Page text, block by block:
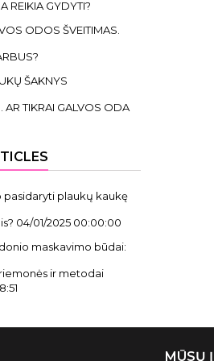
REIKIA GYDYTI?
ODOS ŠVEITIMAS.
ŠAKNYS
AR TIKRAI GALVOS ODA
pasidaryti plaukų kaukę
04/01/2025 00:00:00
maskavimo būdai:
ir metodai
MŪSŲ